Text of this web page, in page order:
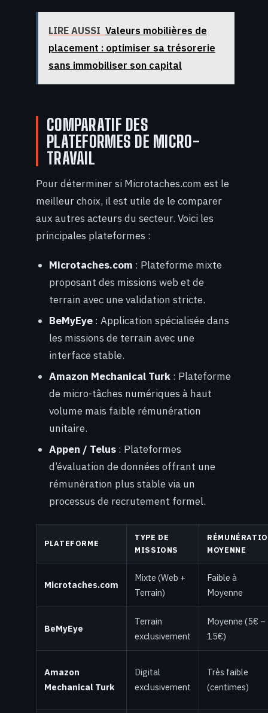
LIRE AUSSI Valeurs mobilières de
placement : optimiser sa trésorerie
sans immobiliser son capital
COMPARATIF DES
PLATEFORMES DE MICRO-
TRAVAIL
Pour déterminer si Microtaches.com est le
meilleur choix, il est utile de le comparer
aux autres acteurs du secteur. Voici les
principales plateformes :
Microtaches.com : Plateforme mixte
proposant des missions web et de
terrain avec une validation stricte.
BeMyEye : Application spécialisée dans
les missions de terrain avec une
interface stable.
Amazon Mechanical Turk : Plateforme
de micro-tâches numériques à haut
volume mais faible rémunération
unitaire.
Appen / Telus : Plateformes
d’évaluation de données offrant une
rémunération plus stable via un
processus de recrutement formel.
PLATEFORME
TYPE DE
MISSIONS
MOYENNE
Microtaches.com
Mixte (Web +
Terrain)
Faible à
Moyenne
BeMyEye
Terrain
exclusivement
Moyenne (5€ –
15€)
Amazon
Mechanical Turk
Digital
exclusivement
Très faible
(centimes)